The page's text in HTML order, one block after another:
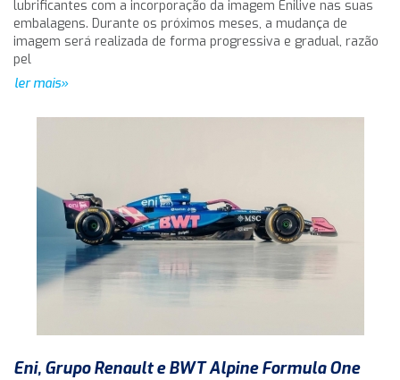
lubrificantes com a incorporação da imagem Enilive nas suas
embalagens. Durante os próximos meses, a mudança de
imagem será realizada de forma progressiva e gradual, razão
pel
ler mais»
Eni, Grupo Renault e BWT Alpine Formula One